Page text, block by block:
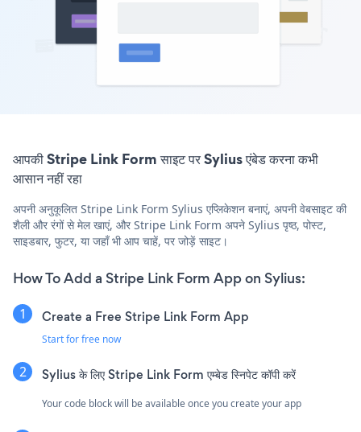
आपकी Stripe Link Form साइट पर Sylius एंबेड करना कभी
आसान नहीं रहा
अपनी अनुकूलित Stripe Link Form Sylius एप्लिकेशन बनाएं, अपनी वेबसाइट की
शैली और रंगों से मेल खाएं, और Stripe Link Form अपने Sylius पृष्ठ, पोस्ट,
साइडबार, फुटर, या जहाँ भी आप चाहें, पर जोड़ें साइट।
How To Add a Stripe Link Form App on Sylius:
Create a Free Stripe Link Form App
Start for free now
Sylius के लिए Stripe Link Form एम्बेड स्निपेट कॉपी करें
Your code block will be available once you create your app